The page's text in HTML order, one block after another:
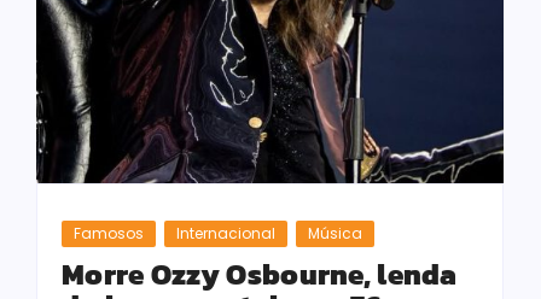
Famosos Internacional Música
Morre Ozzy Osbourne, lenda